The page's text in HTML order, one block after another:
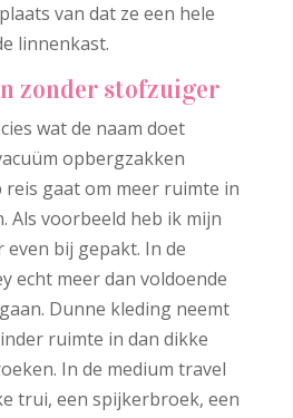
van dat ze een hele
linnenkast.
zonder stofzuiger
wat de naam doet
opbergzakken
reis gaat om meer ruimte in
Als voorbeeld heb ik mijn
bij gepakt. In de
echt meer dan voldoende
Dunne kleding neemt
ruimte in dan dikke
In de medium travel
trui, een spijkerbroek, een